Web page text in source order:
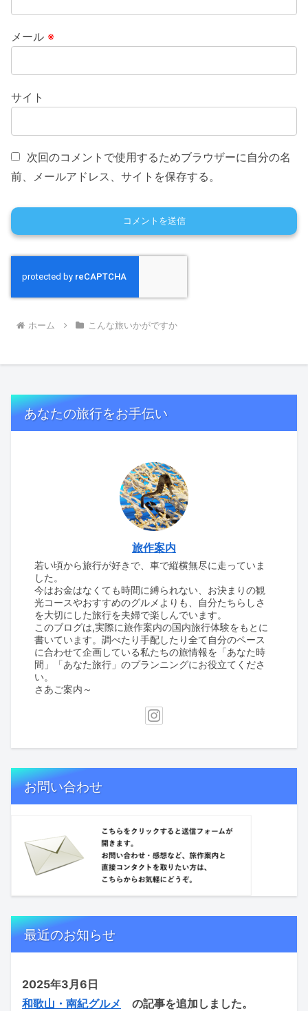
メール ※
サイト
次回のコメントで使用するためブラウザーに自分の名
前、メールアドレス、サイトを保存する。
ホーム こんな旅いかがですか
あなたの旅行をお手伝い
旅作案内
若い頃から旅行が好きで、車で縦横無尽に走っていま
した。
今はお金はなくても時間に縛られない、お決まりの観
光コースやおすすめのグルメよりも、自分たちらしさ
を大切にした旅行を夫婦で楽しんでいます。
このブログは,実際に旅作案内の国内旅行体験をもとに
書いています。調べたり手配したり全て自分のペース
に合わせて企画している私たちの旅情報を「あなた時
間」「あなた旅行」のプランニングにお役立てくださ
い。
さあご案内～
お問い合わせ
最近のお知らせ
2025年3月6日
和歌山・南紀グルメ の記事を追加しました。